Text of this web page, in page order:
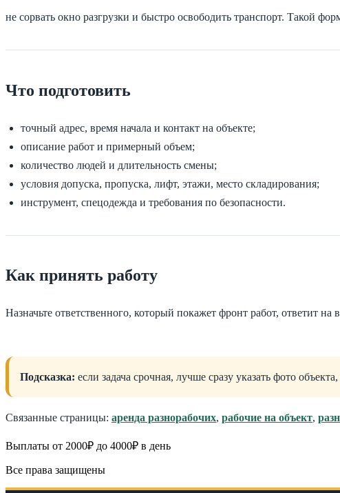
не сорвать окно разгрузки и быстро освободить транспорт. Такой
Что подготовить
точный адрес, время начала и контакт на объекте;
описание работ и примерный объем;
количество людей и длительность смены;
условия допуска, пропуска, лифт, этажи, место складирования;
инструмент, спецодежда и требования по безопасности.
Как принять работу
Назначьте ответственного, который покажет фронт работ, ответит
Подсказка: если задача срочная, лучше сразу указать фото
Связанные страницы: аренда разнорабочих, рабочие на объект,
Выплаты от 2000₽ до 4000₽ в день
Все права защищены